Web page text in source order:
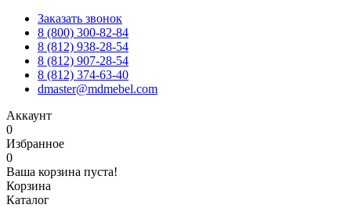
Заказать звонок
8 (800) 300-82-84
8 (812) 938-28-54
8 (812) 907-28-54
8 (812) 374-63-40
dmaster@mdmebel.com
Аккаунт
0
Избранное
0
Ваша корзина пуста!
Корзина
Каталог